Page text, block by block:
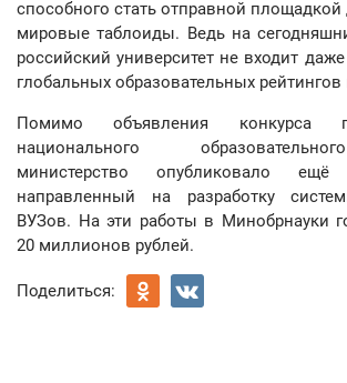
способного стать отправной
мировые таблоиды. Ведь на
российский университет не входит
глобальных образовательных
Помимо объявления конкурса
национального
министерство опубликовало
направленный на разработку
ВУЗов. На эти работы в Минобрнауки
20 миллионов рублей.
Поделиться: